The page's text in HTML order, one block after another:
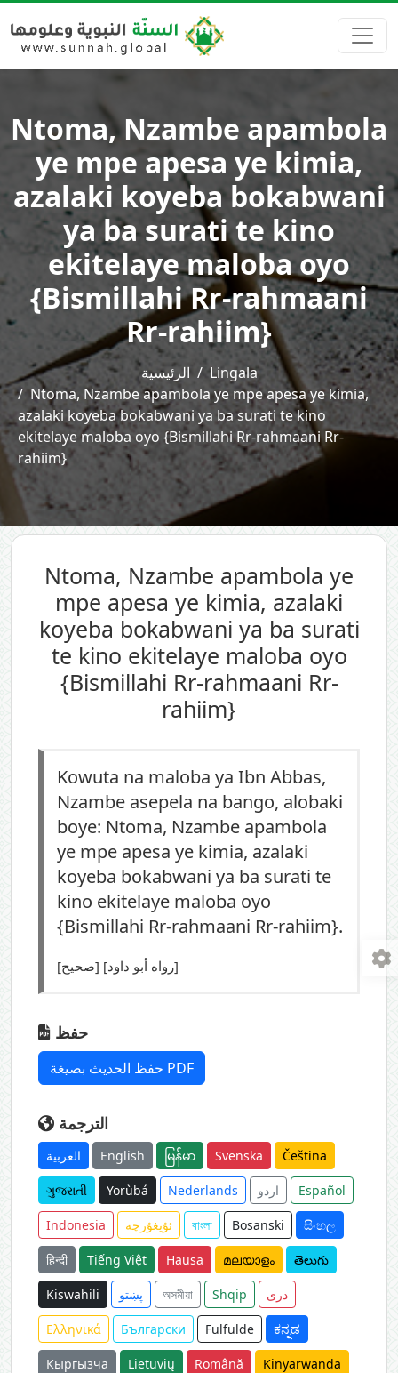
Ntoma, Nzambe apambola
ye mpe apesa ye kimia,
azalaki koyeba bokabwani
ya ba surati te kino
ekitelaye maloba oyo
{Bismillahi Rr-rahmaani
Rr-rahiim}
الرئيسية
Lingala
Ntoma, Nzambe apambola ye mpe apesa ye kimia,
azalaki koyeba bokabwani ya ba surati te kino
ekitelaye maloba oyo {Bismillahi Rr-rahmaani Rr-
rahiim}
Ntoma, Nzambe apambola ye
mpe apesa ye kimia, azalaki
koyeba bokabwani ya ba surati
te kino ekitelaye maloba oyo
{Bismillahi Rr-rahmaani Rr-
rahiim}
Kowuta na maloba ya Ibn Abbas,
Nzambe asepela na bango, alobaki
boye: Ntoma, Nzambe apambola
ye mpe apesa ye kimia, azalaki
koyeba bokabwani ya ba surati te
kino ekitelaye maloba oyo
{Bismillahi Rr-rahmaani Rr-rahiim}.
[صحيح] [رواه أبو داود]
حفظ
حفظ الحديث بصيغة PDF
الترجمة
العربية English မြန်မာ Svenska Čeština
ગુજરાતી Yorùbá Nederlands اردو Español
Indonesia ئۇيغۇرچە বাংলা Bosanski සිංහල
हिन्दी Tiếng Việt Hausa മലയാളം తెలుగు
Kiswahili پښتو অসমীয়া Shqip دری
Ελληνικά Български Fulfulde ಕನ್ನಡ
Кыргызча Lietuvių Română Kinyarwanda